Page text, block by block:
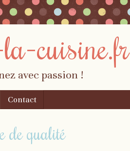
cuisine.fr
avec passion !
Contact
de qualité